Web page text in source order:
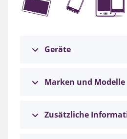
Geräte
Marken und Modelle
Zusätzliche